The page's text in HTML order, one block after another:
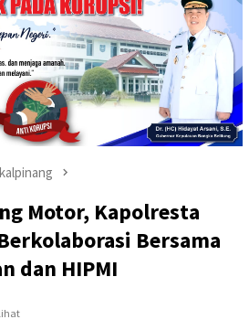
Motor, Kapolresta
Bersama
dan HIPMI